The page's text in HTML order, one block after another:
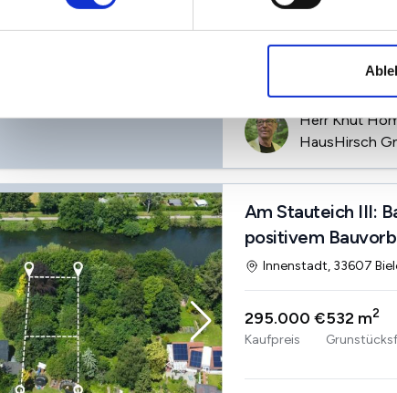
990.000 €
Kaufpreis
Herr Knut
HausHirsch
Am Stauteich III:
positivem
Innenstadt, 33607
295.000 €
Kaufpreis
532 m2